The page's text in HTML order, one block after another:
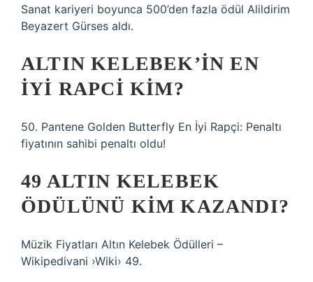
Sanat kariyeri boyunca 500’den fazla ödül Alildirim
Beyazert Gürses aldı.
ALTIN KELEBEK’IN EN
IYI RAPCI KIM?
50. Pantene Golden Butterfly En İyi Rapçi: Penaltı
fiyatının sahibi penaltı oldu!
49 ALTIN KELEBEK
ÖDÜLÜNÜ KIM KAZANDI?
Müzik Fiyatları Altın Kelebek Ödülleri –
Wikipedivani ›Wiki› 49.